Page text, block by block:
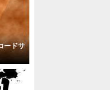
ードサ